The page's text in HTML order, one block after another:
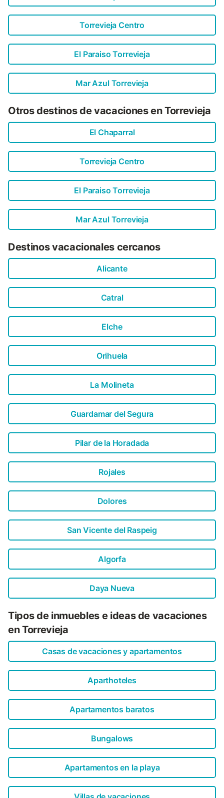
Torrevieja Centro
El Paraiso Torrevieja
Mar Azul Torrevieja
Otros destinos de vacaciones en Torrevieja
El Chaparral
Torrevieja Centro
El Paraiso Torrevieja
Mar Azul Torrevieja
Destinos vacacionales cercanos
Alicante
Catral
Elche
Orihuela
La Molineta
Guardamar del Segura
Pilar de la Horadada
Rojales
Dolores
San Vicente del Raspeig
Algorfa
Daya Nueva
Tipos de inmuebles e ideas de vacaciones
en Torrevieja
Casas de vacaciones y apartamentos
Aparthoteles
Apartamentos baratos
Bungalows
Apartamentos en la playa